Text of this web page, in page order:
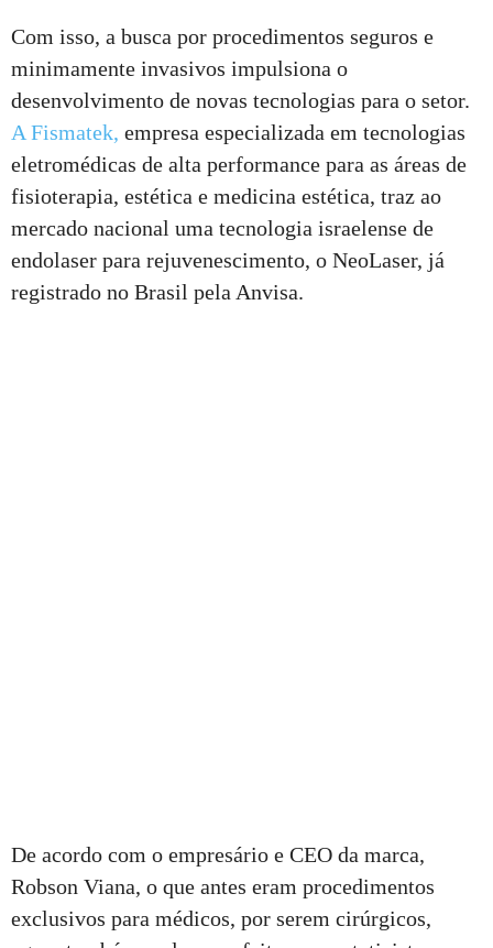
Com isso, a busca por procedimentos seguros e
minimamente invasivos impulsiona o
desenvolvimento de novas tecnologias para o setor.
A Fismatek, empresa especializada em tecnologias
eletromédicas de alta performance para as áreas de
fisioterapia, estética e medicina estética, traz ao
mercado nacional uma tecnologia israelense de
endolaser para rejuvenescimento, o NeoLaser, já
registrado no Brasil pela Anvisa.
De acordo com o empresário e CEO da marca,
Robson Viana, o que antes eram procedimentos
exclusivos para médicos, por serem cirúrgicos,